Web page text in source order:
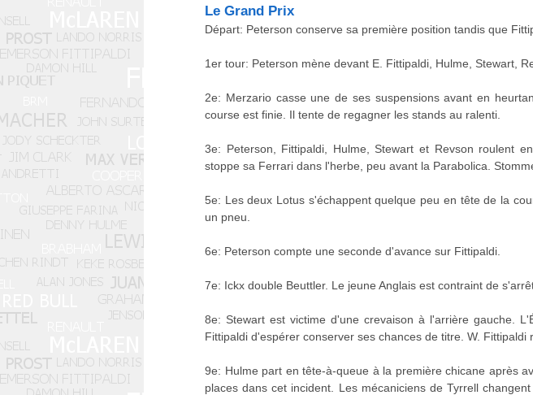
Le Grand Prix
Départ: Peterson conserve sa première position tandis que
1er tour: Peterson mène devant E. Fittipaldi, Hulme, Stewart,
2e: Merzario casse une de ses suspensions avant en
course est finie. Il tente de regagner les stands au ralenti.
3e: Peterson, Fittipaldi, Hulme, Stewart et Revson roulent
stoppe sa Ferrari dans l'herbe, peu avant la Parabolica.
5e: Les deux Lotus s'échappent quelque peu en tête de la
un pneu.
6e: Peterson compte une seconde d'avance sur Fittipaldi.
7e: Ickx double Beuttler. Le jeune Anglais est contraint de
8e: Stewart est victime d'une crevaison à l'arrière gauche.
Fittipaldi d'espérer conserver ses chances de titre. W. Fittipaldi
9e: Hulme part en tête-à-queue à la première chicane après
places dans cet incident. Les mécaniciens de Tyrrell